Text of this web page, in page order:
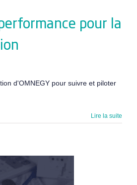
pour la
d'OMNEGY pour suivre et piloter
Lire la suite